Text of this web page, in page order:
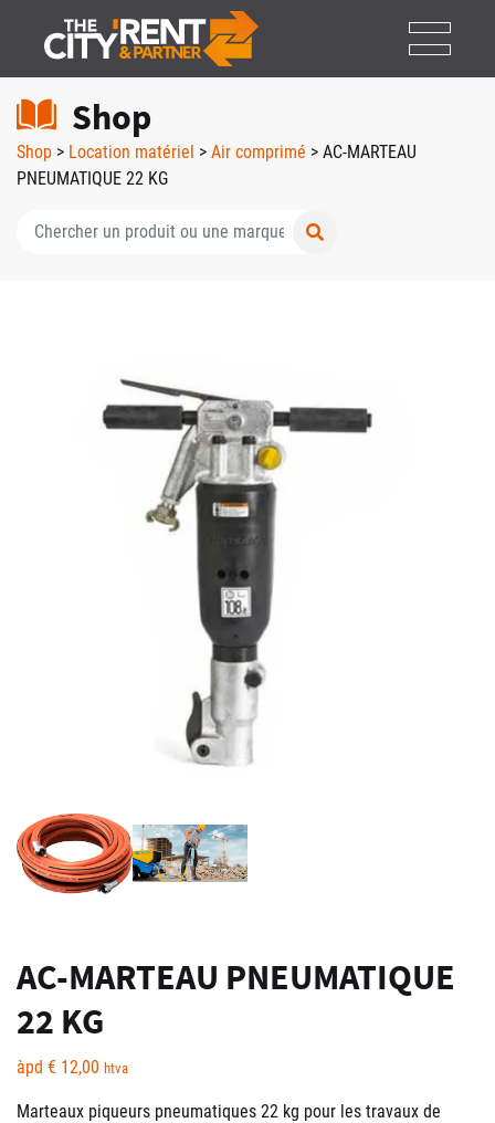
Shop
Shop > Location matériel > Air comprimé > AC-MARTEAU
PNEUMATIQUE 22 KG
AC-MARTEAU PNEUMATIQUE
22 KG
àpd € 12,00 htva
Marteaux piqueurs pneumatiques 22 kg pour les travaux de